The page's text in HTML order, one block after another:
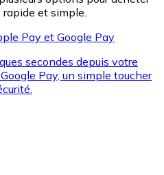
et simple.
Pay et Google Pay
secondes depuis votre
Pay, un simple toucher